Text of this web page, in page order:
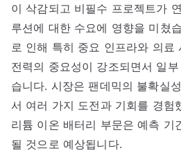
이 삭감되고 비필수 프로젝트가
루션에 대한 수요에 영향을 미쳤
로 인해 특히 중요 인프라와 의료
전력의 중요성이 강조되면서 일
습니다. 시장은 팬데믹의 불확실
서 여러 가지 도전과 기회를 경험
리튬 이온 배터리 부문은 예측 기
될 것으로 예상됩니다.